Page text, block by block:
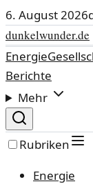
6. August 2026
dunkelwunder.de
Energie
Berichte
Mehr
Rubriken
Energie